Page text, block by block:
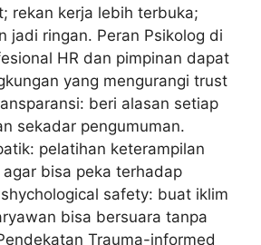
rekan kerja lebih terbuka;
jadi ringan. Peran Psikolog di
HR dan pimpinan dapat
yang mengurangi trust
beri alasan setiap
sekadar pengumuman.
pelatihan keterampilan
bisa peka terhadap
safety: buat iklim
bisa bersuara tanpa
Trauma-informed